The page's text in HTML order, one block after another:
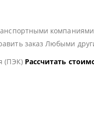
заказ Любыми
(ПЭК) Рассчитать